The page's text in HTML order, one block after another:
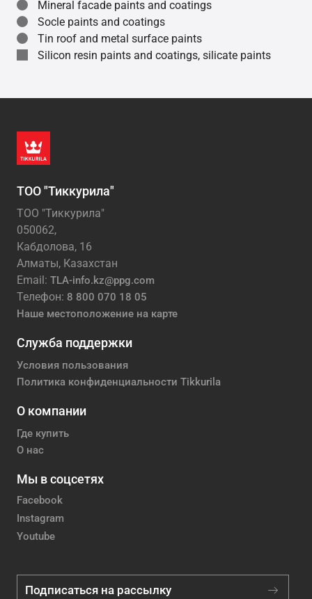
Mineral facade paints and coatings
Socle paints and coatings
Tin roof and metal surface paints
Silicon resin paints and coatings, silicate paints
ТОО "Тиккурила"
ТОО "Тиккурила"
050062,
Кабдолова, 16
Алматы, Казахстан
Email: TLA-info.kz@ppg.com
Телефон: 8 800 070 18 05
Наше местоположение на карте
Служба поддержки
Условия пользования
Политика конфиденциальности Tikkurila
О компании
Где купить
О нас
Мы в соцсетях
Facebook
Instagram
Youtube
Подписаться на рассылку